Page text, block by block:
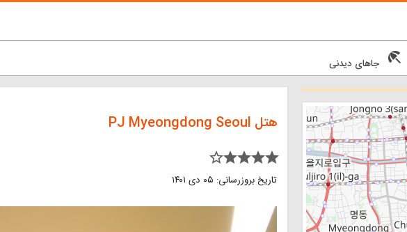
beach_access جاهای دیدنی
هتل PJ Myeongdong Seoul
star_border star star star star
تاریخ بروزرسانی: ۰۵ دی ۱۴۰۱